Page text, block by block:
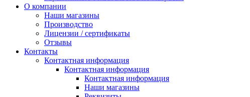
О компании
Наши магазины
Производство
Лицензии / сертификаты
Отзывы
Контакты
Контактная информация
Контактная информация
Контактная информация
Наши магазины